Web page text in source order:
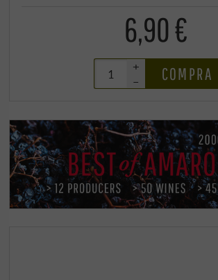
6,90 €
+
–
COMPRA